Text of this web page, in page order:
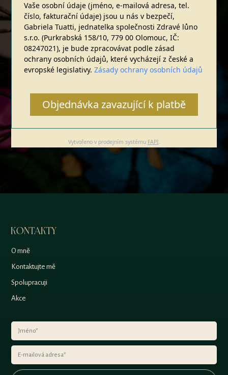
Vaše osobní údaje (jméno, e-mailová adresa, tel.
číslo, fakturační údaje) jsou u nás v bezpečí,
Gabriela Tuatti, jednatelka společnosti Zdravé lůno
s.r.o. (Purkrabská 158/10, 779 00 Olomouc, IČ:
08247021), je bude zpracovávat podle zásad
ochrany osobních údajů, které vycházejí z české a
evropské legislativy.Zásady ochrany osobních údajů
Objednávka zavazující k platbě
Vytvořeno v prodejním systému FAPI.
KONTAKTY
O mně
Kontaktujte mě
Spolupracuji
Akce